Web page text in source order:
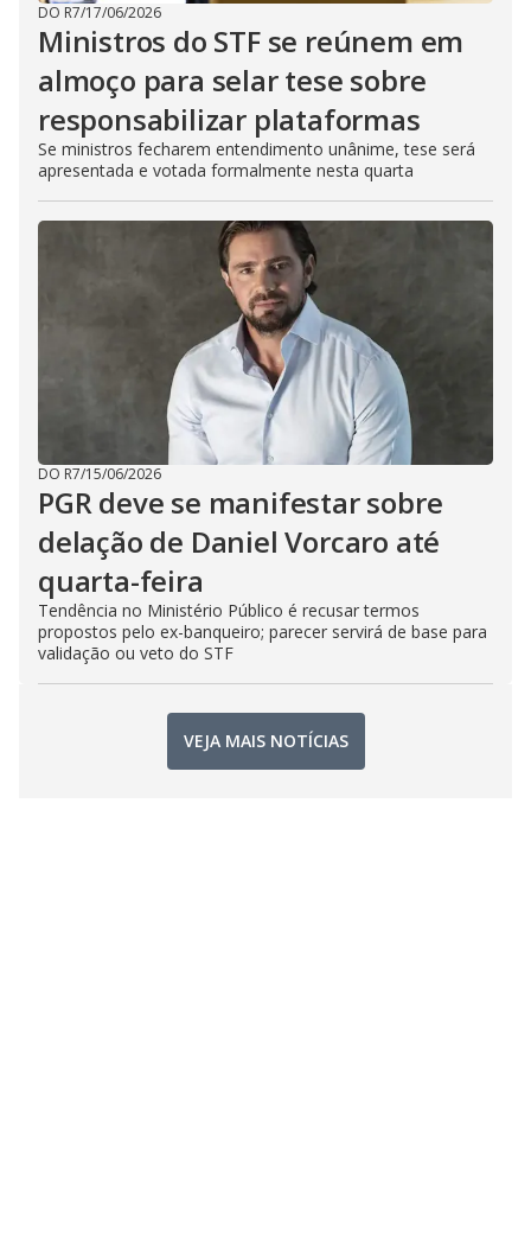
DO R7/17/06/2026
Ministros do STF se reúnem em
almoço para selar tese sobre
responsabilizar plataformas
Se ministros fecharem entendimento unânime, tese será
apresentada e votada formalmente nesta quarta
DO R7/15/06/2026
PGR deve se manifestar sobre
delação de Daniel Vorcaro até
quarta-feira
Tendência no Ministério Público é recusar termos
propostos pelo ex-banqueiro; parecer servirá de base para
validação ou veto do STF
VEJA MAIS NOTÍCIAS